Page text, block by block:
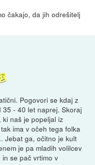
čakajo, da jih odrešitelj
Pogovori se kdaj z
35 - 40 let naprej. Skoraj
naš je popeljal iz
ima v očeh tega folka
Jebat ga, očitno je kult
je pa mladih volilcev
se pač vrtimo v